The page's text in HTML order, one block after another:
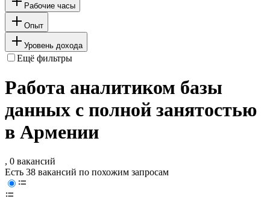
Рабочие часы
Опыт
Уровень дохода
Ещё фильтры
Работа аналитиком базы
данных с полной занятостью
в Армении
, 0 вакансий
Есть 38 вакансий по похожим запросам